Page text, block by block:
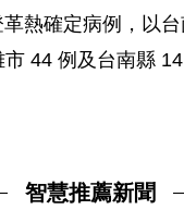
熱確定病例，以
44 例及台南縣
智慧推薦新聞